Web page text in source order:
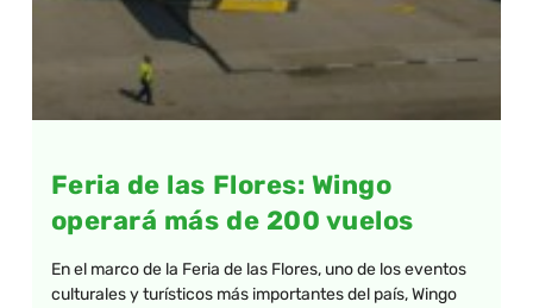
Feria de las Flores: Wingo
operará más de 200 vuelos
En el marco de la Feria de las Flores, uno de los eventos
culturales y turísticos más importantes del país, Wingo